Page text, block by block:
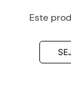
Este